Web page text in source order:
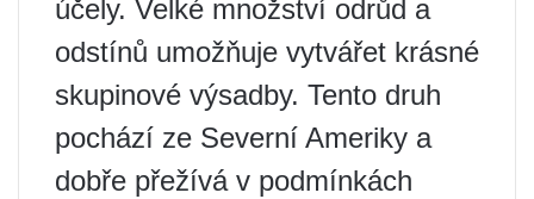
účely. Velké množství odrůd a
odstínů umožňuje vytvářet krásné
skupinové výsadby. Tento druh
pochází ze Severní Ameriky a
dobře přežívá v podmínkách